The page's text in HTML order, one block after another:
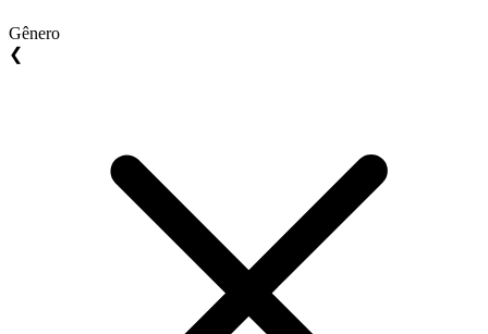
Gênero
❮